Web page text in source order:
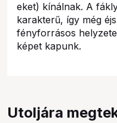
eket) kínálnak. A
karakterű, így még
fényforrásos
képet kapunk.
Utoljára